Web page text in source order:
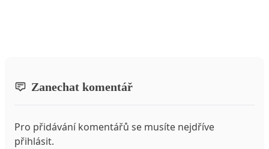
Zanechat komentář
Pro přidávání komentářů se musíte nejdříve
přihlásit.